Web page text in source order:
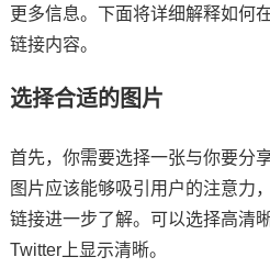
更多信息。下面将详细解释如何
链接内容。
选择合适的图片
首先，你需要选择一张与你要分
图片应该能够吸引用户的注意力
链接进一步了解。可以选择高清
Twitter上显示清晰。